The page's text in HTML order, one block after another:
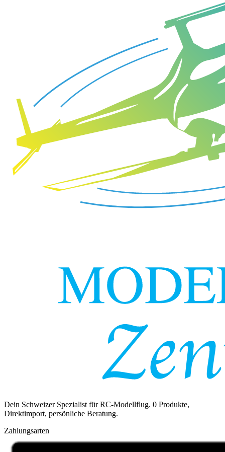
Dein Schweizer Spezialist für RC-Modellflug. 0 Produkte,
Direktimport, persönliche Beratung.
Zahlungsarten